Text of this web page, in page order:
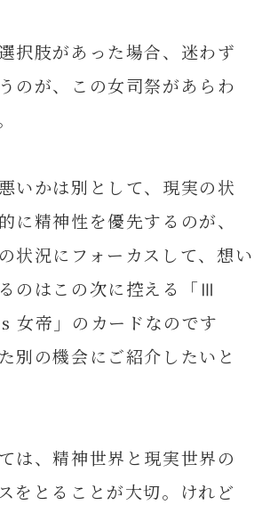
択肢があった場合、迷わず
のが、この女司祭があらわ
いかは別として、現実の状
に精神性を優先するのが、
状況にフォーカスして、想い
のはこの次に控える「Ⅲ
女帝」のカードなのです
別の機会にご紹介したいと
は、精神世界と現実世界の
をとることが大切。けれど